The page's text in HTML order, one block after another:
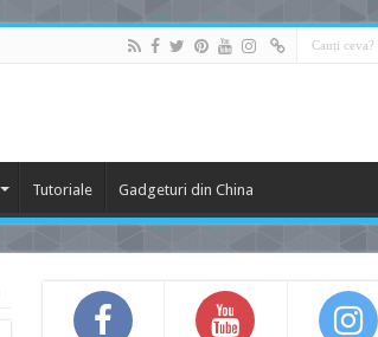
Tutoriale Gadgeturi din China